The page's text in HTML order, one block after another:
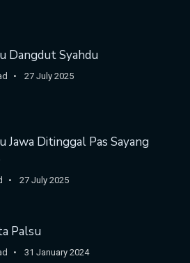
Dangdut Syahdu
27 July 2025
Jawa Ditinggal Pas Sayang
27 July 2025
Palsu
31 January 2024